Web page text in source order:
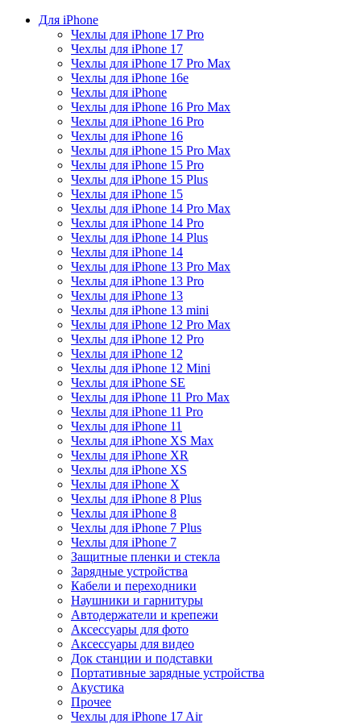
Для iPhone
Чехлы для iPhone 17 Pro
Чехлы для iPhone 17
Чехлы для iPhone 17 Pro Max
Чехлы для iPhone 16e
Чехлы для iPhone
Чехлы для iPhone 16 Pro Max
Чехлы для iPhone 16 Pro
Чехлы для iPhone 16
Чехлы для iPhone 15 Pro Max
Чехлы для iPhone 15 Pro
Чехлы для iPhone 15 Plus
Чехлы для iPhone 15
Чехлы для iPhone 14 Pro Max
Чехлы для iPhone 14 Pro
Чехлы для iPhone 14 Plus
Чехлы для iPhone 14
Чехлы для iPhone 13 Pro Max
Чехлы для iPhone 13 Pro
Чехлы для iPhone 13
Чехлы для iPhone 13 mini
Чехлы для iPhone 12 Pro Max
Чехлы для iPhone 12 Pro
Чехлы для iPhone 12
Чехлы для iPhone 12 Mini
Чехлы для iPhone SE
Чехлы для iPhone 11 Pro Max
Чехлы для iPhone 11 Pro
Чехлы для iPhone 11
Чехлы для iPhone XS Max
Чехлы для iPhone XR
Чехлы для iPhone XS
Чехлы для iPhone X
Чехлы для iPhone 8 Plus
Чехлы для iPhone 8
Чехлы для iPhone 7 Plus
Чехлы для iPhone 7
Защитные пленки и стекла
Зарядные устройства
Кабели и переходники
Наушники и гарнитуры
Автодержатели и крепежи
Аксессуары для фото
Аксессуары для видео
Док станции и подставки
Портативные зарядные устройства
Акустика
Прочее
Чехлы для iPhone 17 Air